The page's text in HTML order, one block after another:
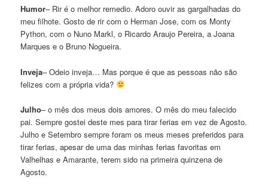
Humor– Rir é o melhor remedio. Adoro ouvir as gargalhadas do
meu filhote. Gosto de rir com o Herman Jose, com os Monty
Python, com o Nuno Markl, o Ricardo Araujo Pereira, a Joana
Marques e o Bruno Nogueira.
Inveja– Odeio inveja… Mas porque é que as pessoas não são
felizes com a própria vida?
Julho– o mês dos meus dois amores. O mês do meu falecido
pai. Sempre gostei deste mes para tirar ferias em vez de Agosto.
Julho e Setembro sempre foram os meus meses preferidos para
tirar ferias, apesar de uma das minhas ferias favoritas em
Valhelhas e Amarante, terem sido na primeira quinzena de
Agosto.